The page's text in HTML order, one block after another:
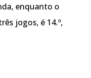
enquanto o
jogos, é 14.º,